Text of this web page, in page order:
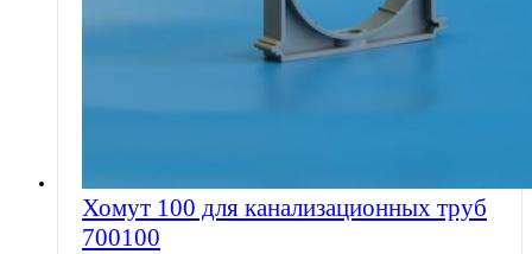
Хомут 100 для канализационных труб
700100